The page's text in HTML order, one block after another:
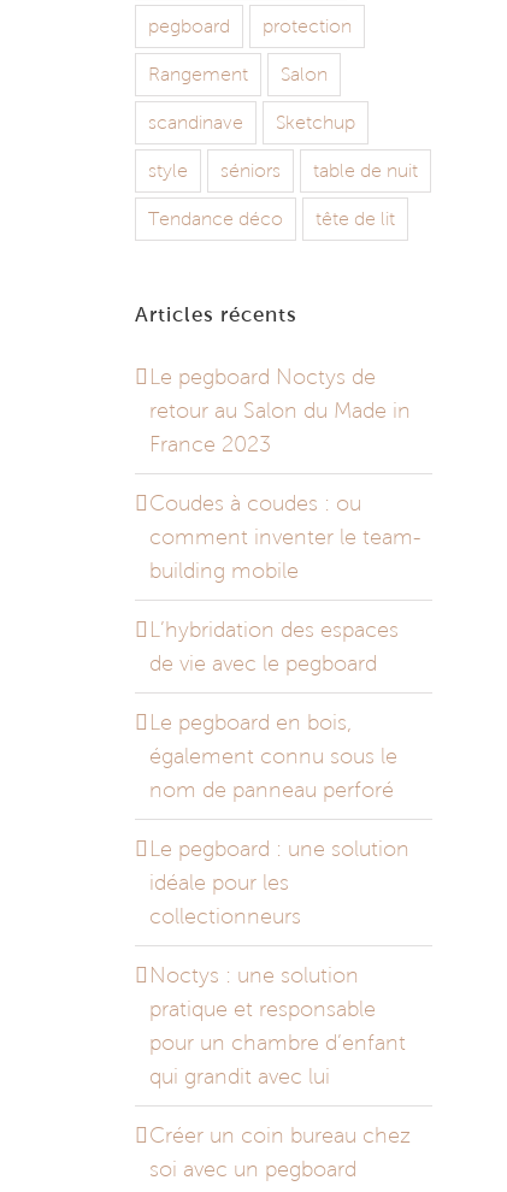
pegboard protection
Rangement Salon
scandinave Sketchup
style séniors table de nuit
Tendance déco tête de lit
Articles récents
Le pegboard Noctys de
retour au Salon du Made in
France 2023
Coudes à coudes : ou
comment inventer le team-
building mobile
L’hybridation des espaces
de vie avec le pegboard
Le pegboard en bois,
également connu sous le
nom de panneau perforé
Le pegboard : une solution
idéale pour les
collectionneurs
Noctys : une solution
pratique et responsable
pour un chambre d’enfant
qui grandit avec lui
Créer un coin bureau chez
soi avec un pegboard